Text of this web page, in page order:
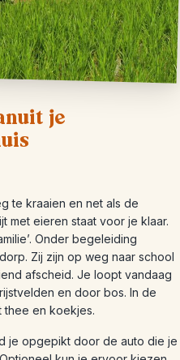
je
te kraaien en net als de
met eieren staat voor je klaar.
Onder begeleiding
Zij zijn op weg naar school
afscheid. Je loopt vandaag
en door bos. In de
en koekjes.
je opgepikt door de auto die je